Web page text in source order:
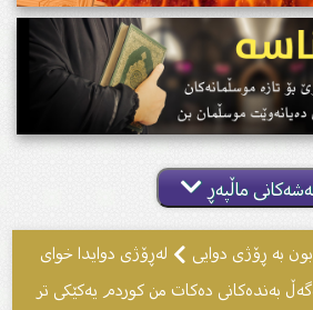
ماڵپەڕ
بە ڕۆژى دوایى
لەڕۆژی دوایدا خواى
بەندەکانى دەکات من کوردم یەکێکى تر